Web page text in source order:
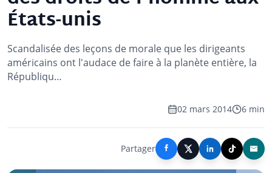
États-unis
Scandalisée des leçons de morale que les dirigeants
américains ont l'audace de faire à la planète entière, la
Républiqu…
02 mars 2014 6 min
Partager